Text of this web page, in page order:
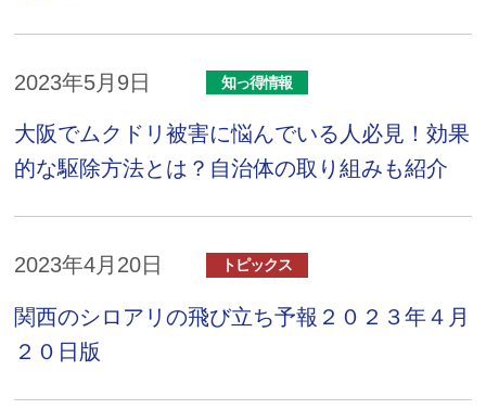
2023年5月9日 知っ得情報
大阪でムクドリ被害に悩んでいる人必見！効果
的な駆除方法とは？自治体の取り組みも紹介
2023年4月20日 トピックス
関西のシロアリの飛び立ち予報２０２３年４月
２０日版